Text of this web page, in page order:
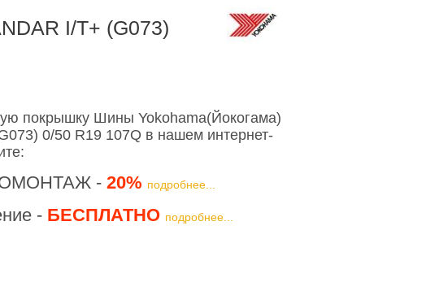
I/T+ (G073)
покрышку Шины Yokohama(Йокогама)
0/50 R19 107Q в нашем интернет-
- 20% подробнее...
- БЕСПЛАТНО подробнее...